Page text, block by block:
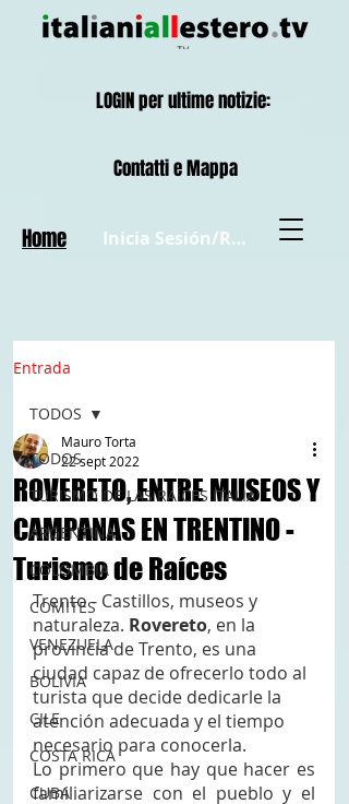
Inicia Sesión/Regístrate
Contatti e Mappa
Home
LOGIN per ultime notizie:
Entrada
TODOS
TURISMO DE LAS RAÍCES ITALIA
ARGENTINA
COLOMBIA
COMITES
VENEZUELA
BOLIVIA
CILE
COSTA RICA
CUBA
TODOS
ROVERETO, ENTRE MUSEOS Y
CAMPANAS EN TRENTINO -
Turismo de Raíces
Mauro Torta
22 sept 2022
Trento - Castillos, museos y
naturaleza. Rovereto, en la
provincia de Trento, es una
ciudad capaz de ofrecerlo todo al
turista que decide dedicarle la
atención adecuada y el tiempo
necesario para conocerla.
Lo primero que hay que hacer es
familiarizarse con el pueblo y el